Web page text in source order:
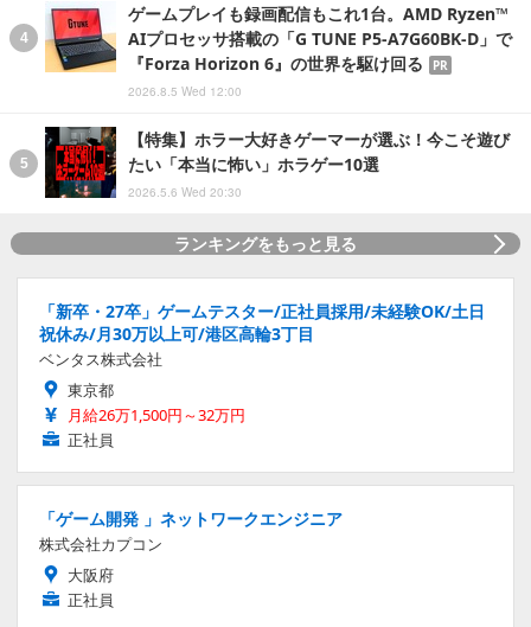
ゲームプレイも録画配信もこれ1台。AMD Ryzen™
AIプロセッサ搭載の「G TUNE P5-A7G60BK-D」で
『Forza Horizon 6』の世界を駆け回る
PR
2026.8.5 Wed 12:00
【特集】ホラー大好きゲーマーが選ぶ！今こそ遊び
たい「本当に怖い」ホラゲー10選
2026.5.6 Wed 20:30
ランキングをもっと見る
「新卒・27卒」ゲームテスター/正社員採用/未経験OK/土日
祝休み/月30万以上可/港区高輪3丁目
ベンタス株式会社
東京都
月給26万1,500円～32万円
正社員
「ゲーム開発 」ネットワークエンジニア
株式会社カプコン
大阪府
正社員